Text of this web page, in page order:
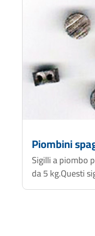
Piombini
Sigilli a piombo
da 5 kg.Questi